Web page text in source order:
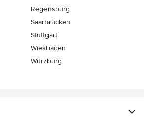
Regensburg
Saarbrücken
Stuttgart
Wiesbaden
Würzburg